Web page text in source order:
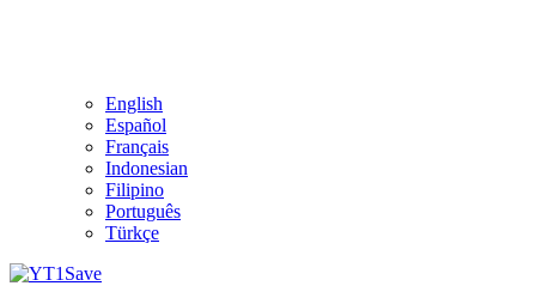
English
Español
Français
Indonesian
Filipino
Português
Türkçe